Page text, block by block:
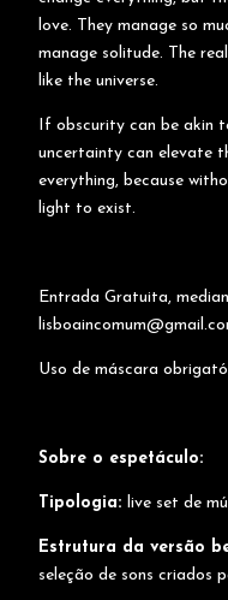
love. They manage so
manage solitude. The
like the universe.
If obscurity can be akin
uncertainty can elevate
everything, because
light to exist.
Entrada Gratuita,
Uso de máscara
Sobre o espetáculo:
Tipologia: live set de
Estrutura da versão
seleção de sons criados